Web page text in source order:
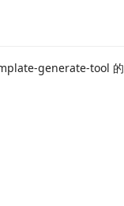
generate-tool 的